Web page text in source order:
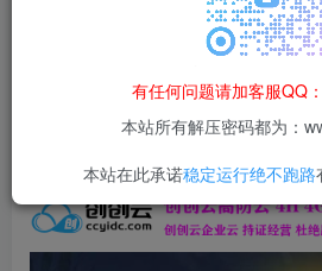
本站资源仅用于学习交流，禁
果由使用者自行承担。
有任何问题请加客服QQ
本站所有解压密码都为：
本站在此承诺稳定运行绝不跑路